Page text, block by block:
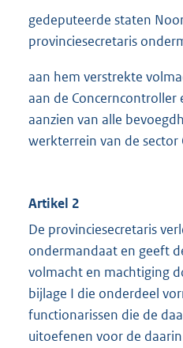
gedeputeerde staten
provinciesecretaris
aan hem verstrekte
aan de Concerncontroller
aanzien van alle
werkterrein van de sector
Artikel 2
De provinciesecretaris
ondermandaat en geeft
volmacht en machtiging
bijlage I die onderdeel
functionarissen die de
uitoefenen voor de